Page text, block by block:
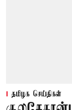
தமிழக செய்திகள்